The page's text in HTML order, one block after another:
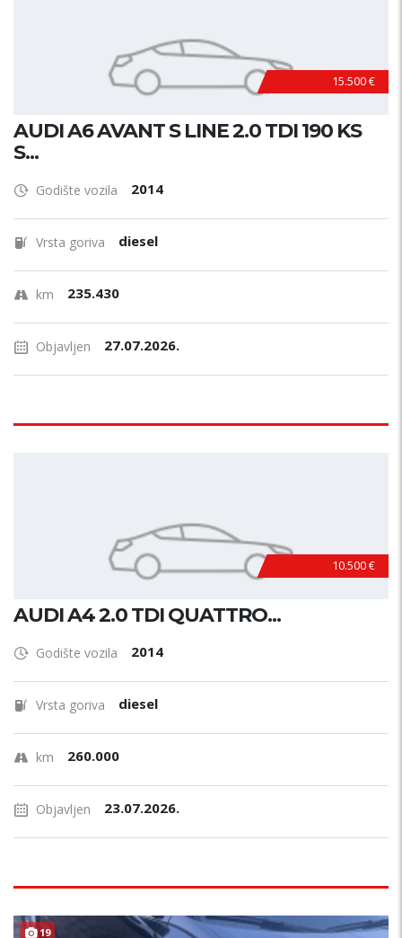
15.500 €
AUDI A6 AVANT S LINE 2.0 TDI 190 KS
S...
Godište vozila 2014
Vrsta goriva diesel
km 235.430
Objavljen 27.07.2026.
10.500 €
AUDI A4 2.0 TDI QUATTRO...
Godište vozila 2014
Vrsta goriva diesel
km 260.000
Objavljen 23.07.2026.
19